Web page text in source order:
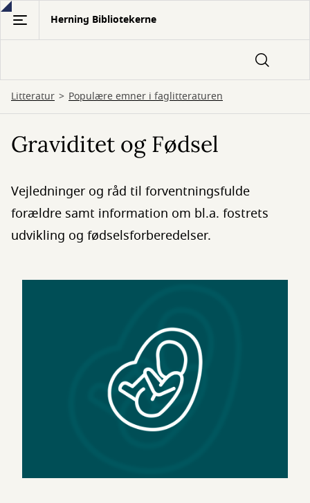
Gå
hovedindhold
Herning Bibliotekerne
Litteratur Populære emner i faglitteraturen
Graviditet og Fødsel
Vejledninger og råd til forventningsfulde
forældre samt information om bl.a. fostrets
udvikling og fødselsforberedelser.